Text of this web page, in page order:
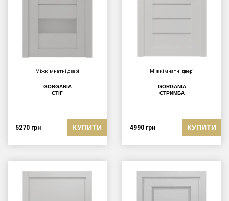
Міжкімнатні двері
GORGANIA
СТІГ
5270 грн КУПИТИ
Міжкімнатні двері
GORGANIA
СТРИМБА
4990 грн КУПИТИ